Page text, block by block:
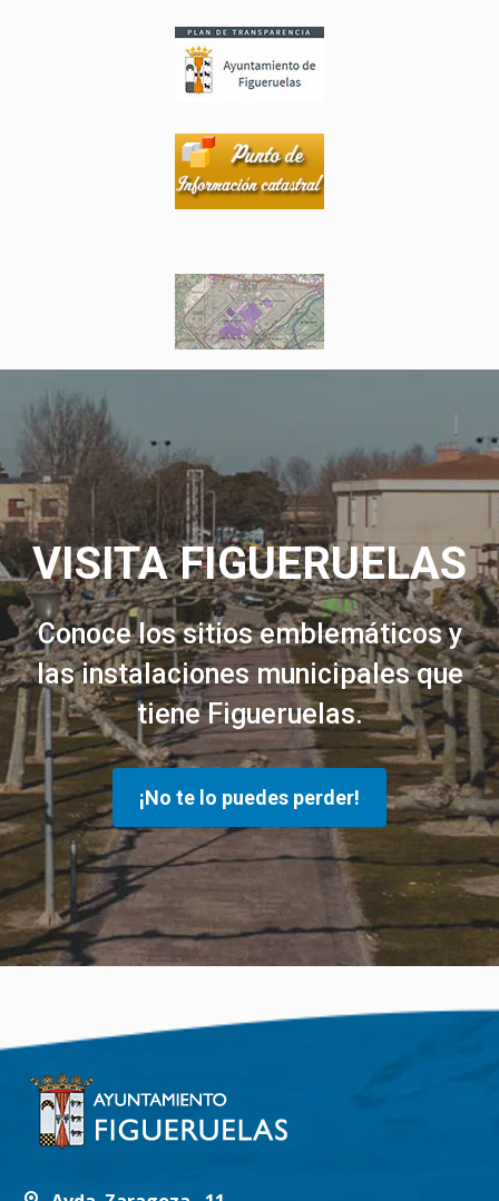
VISITA FIGUERUELAS
Conoce los sitios emblemáticos y
las instalaciones municipales que
tiene Figueruelas.
¡No te lo puedes perder!